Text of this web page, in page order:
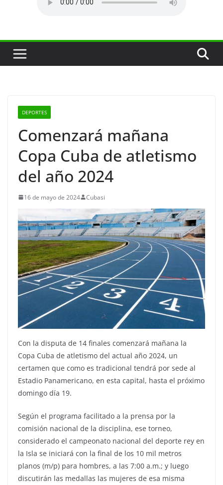
DEPORTES
Comenzará mañana
Copa Cuba de atletismo
del año 2024
16 de mayo de 2024 Cubasi
Con la disputa de 14 finales comenzará mañana la
Copa Cuba de atletismo del actual año 2024, un
certamen que como es tradicional tendrá por sede al
Estadio Panamericano, en esta capital, hasta el próximo
domingo día 19.
Según el programa facilitado a la prensa por la
comisión nacional de la disciplina, ese torneo,
considerado el campeonato nacional del deporte rey en
la Isla se iniciará con la final de los 10 mil metros
planos (m/p) para hombres, a las 7:00 a.m.; y luego
discutirán las medallas las mujeres de esa misma